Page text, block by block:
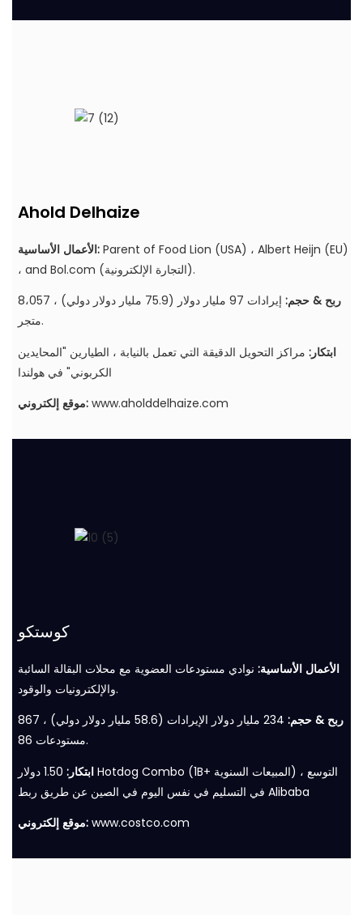
Ahold Delhaize
الأعمال الأساسية: Parent of Food Lion (USA) ، Albert Heijn (EU)
، and Bol.com (التجارة الإلكترونية).
ربح & حجم:
إيرادات 97 مليار دولار (75.9 مليار دولار دولي) ، 8،057
متجر.
ابتكار: مراكز التحويل الدقيقة التي تعمل بالنيابة ، الطيارين "المحايدين
موقع إلكتروني: www.aholddelhaize.com
كوستكو
الأعمال الأساسية: نوادي مستودعات العضوية مع محلات البقالة السائبة
والإلكترونيات والوقود.
ربح & حجم:
234 مليار دولار الإيرادات (58.6 مليار دولار دولي) ، 867
مستودعات 86.
ابتكار:
1.50 دولار Hotdog Combo (1B+ المبيعات السنوية) ، التوسع
في التسليم في نفس اليوم في الصين عن طريق ربط Alibaba
موقع إلكتروني: www.costco.com